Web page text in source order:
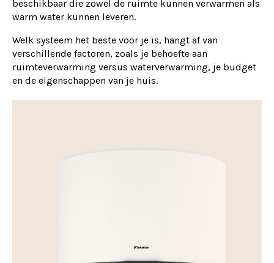
beschikbaar die zowel de ruimte kunnen verwarmen als
warm water kunnen leveren.
Welk systeem het beste voor je is, hangt af van
verschillende factoren, zoals je behoefte aan
ruimteverwarming versus waterverwarming, je budget
en de eigenschappen van je huis.